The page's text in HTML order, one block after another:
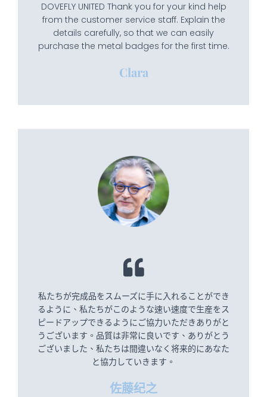
DOVEFLY UNITED Thank you for your kind help
from the customer service staff. Explain the
details carefully, so that we can easily
purchase the metal badges for the first time.
Clara
私たちが完成品をスムーズに手に入れることができ
るように、私たちがこのような速い速度で生産をス
ピードアップできるようにご協力いただきありがと
うございます。品質は非常に良いです、ありがとう
ございました、私たちは間違いなく将来的にあなた
と協力していきます。
佐藤纪之